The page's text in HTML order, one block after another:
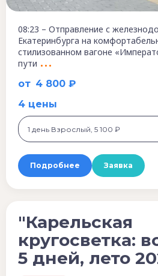
от 4 800 ₽
08:23 – Отправление с
Екатеринбурга на
стилизованном вагоне
пути
4 цены
1 день Взрослый, 5 100 ₽
Подробнее Заявка
"Карельская
кругосветка:
5 дней, лето